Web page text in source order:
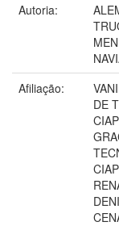
Autoria:
Afiliação:
DE